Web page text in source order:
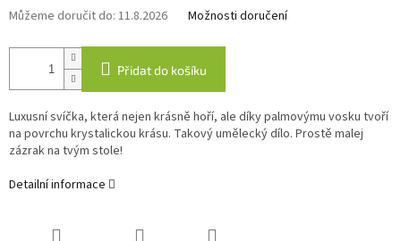
Můžeme doručit do: 11.8.2026 Možnosti doručení
Přidat do košíku
Luxusní svíčka, která nejen krásně hoří, ale díky palmovýmu vosku tvoří
na povrchu krystalickou krásu. Takový umělecký dílo. Prostě malej
zázrak na tvým stole!
Detailní informace